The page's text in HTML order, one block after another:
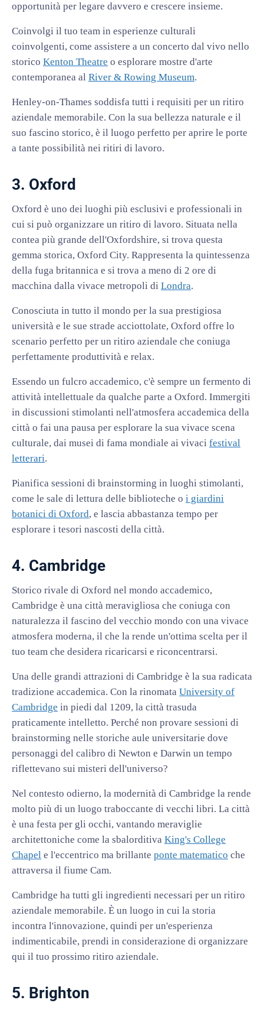
opportunità per legare davvero e crescere insieme.
Coinvolgi il tuo team in esperienze culturali
coinvolgenti, come assistere a un concerto dal vivo nello
storico Kenton Theatre o esplorare mostre d'arte
contemporanea al River & Rowing Museum.
Henley-on-Thames soddisfa tutti i requisiti per un ritiro
aziendale memorabile. Con la sua bellezza naturale e il
suo fascino storico, è il luogo perfetto per aprire le porte
a tante possibilità nei ritiri di lavoro.
3. Oxford
Oxford è uno dei luoghi più esclusivi e professionali in
cui si può organizzare un ritiro di lavoro. Situata nella
contea più grande dell'Oxfordshire, si trova questa
gemma storica, Oxford City. Rappresenta la quintessenza
della fuga britannica e si trova a meno di 2 ore di
macchina dalla vivace metropoli di Londra.
Conosciuta in tutto il mondo per la sua prestigiosa
università e le sue strade acciottolate, Oxford offre lo
scenario perfetto per un ritiro aziendale che coniuga
perfettamente produttività e relax.
Essendo un fulcro accademico, c'è sempre un fermento di
attività intellettuale da qualche parte a Oxford. Immergiti
in discussioni stimolanti nell'atmosfera accademica della
città o fai una pausa per esplorare la sua vivace scena
culturale, dai musei di fama mondiale ai vivaci festival
letterari.
Pianifica sessioni di brainstorming in luoghi stimolanti,
come le sale di lettura delle biblioteche o i giardini
botanici di Oxford, e lascia abbastanza tempo per
esplorare i tesori nascosti della città.
4. Cambridge
Storico rivale di Oxford nel mondo accademico,
Cambridge è una città meravigliosa che coniuga con
naturalezza il fascino del vecchio mondo con una vivace
atmosfera moderna, il che la rende un'ottima scelta per il
tuo team che desidera ricaricarsi e riconcentrarsi.
Una delle grandi attrazioni di Cambridge è la sua radicata
tradizione accademica. Con la rinomata University of
Cambridge in piedi dal 1209, la città trasuda
praticamente intelletto. Perché non provare sessioni di
brainstorming nelle storiche aule universitarie dove
personaggi del calibro di Newton e Darwin un tempo
riflettevano sui misteri dell'universo?
Nel contesto odierno, la modernità di Cambridge la rende
molto più di un luogo traboccante di vecchi libri. La città
è una festa per gli occhi, vantando meraviglie
architettoniche come la sbalorditiva King's College
Chapel e l'eccentrico ma brillante ponte matematico che
attraversa il fiume Cam.
Cambridge ha tutti gli ingredienti necessari per un ritiro
aziendale memorabile. È un luogo in cui la storia
incontra l'innovazione, quindi per un'esperienza
indimenticabile, prendi in considerazione di organizzare
qui il tuo prossimo ritiro aziendale.
5. Brighton